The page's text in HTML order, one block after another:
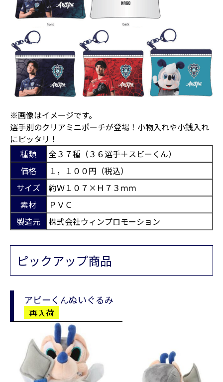
※画像はイメージです。
選手別のクリアミニポーチが登場！小物入れや小銭入れ
にピッタリ！
種類
全３７種（３６選手＋スビーくん）
価格
１，１００円（税込）
サイズ
約Ｗ１０７×Ｈ７３ｍｍ
素材
ＰＶＣ
製造元
株式会社ウィンプロモーション
ピックアップ商品
アビーくんぬいぐるみ